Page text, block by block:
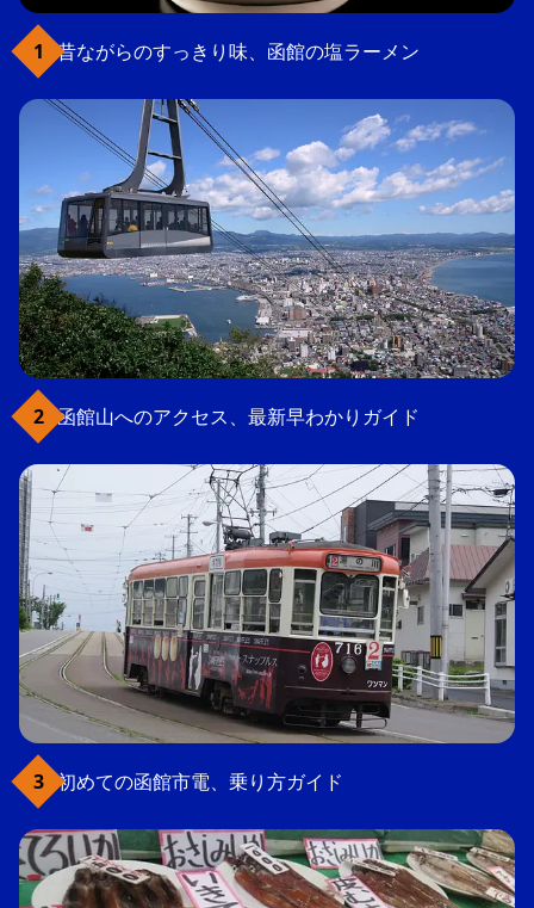
昔ながらのすっきり味、函館の塩ラーメン
函館山へのアクセス、最新早わかりガイド
初めての函館市電、乗り方ガイド